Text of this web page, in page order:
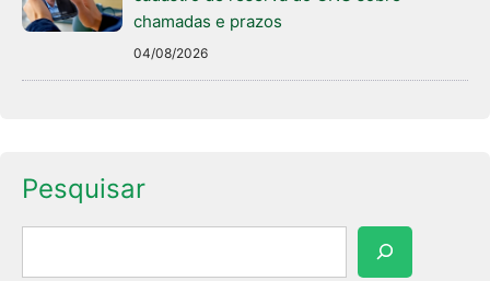
chamadas e prazos
04/08/2026
Pesquisar